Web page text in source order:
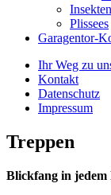
Plissees
Garagentor-
Ihr Weg zu
Kontakt
Datenschutz
Impressum
Treppen
Blickfang in jedem